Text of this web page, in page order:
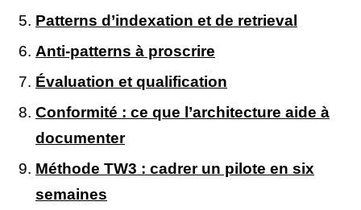
Patterns d’indexation et de retrieval
Anti-patterns à proscrire
Évaluation et qualification
Conformité : ce que l’architecture aide à
documenter
Méthode TW3 : cadrer un pilote en six
semaines